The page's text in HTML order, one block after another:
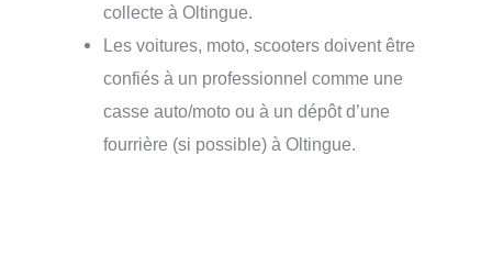
collecte à Oltingue.
Les voitures, moto, scooters doivent être
confiés à un professionnel comme une
casse auto/moto ou à un dépôt d’une
fourrière (si possible) à Oltingue.